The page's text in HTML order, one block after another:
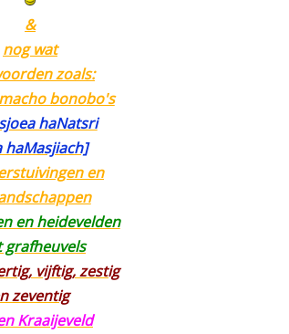
&
nog wat
zoals:
bonobo's
haNatsri
haMasjiach]
en
en heidevelden
grafheuvels
vijftig, zestig
zeventig
Kraaijeveld